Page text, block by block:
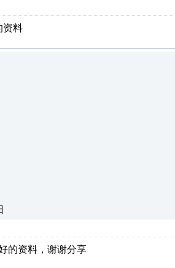
资料
的资料，谢谢分享